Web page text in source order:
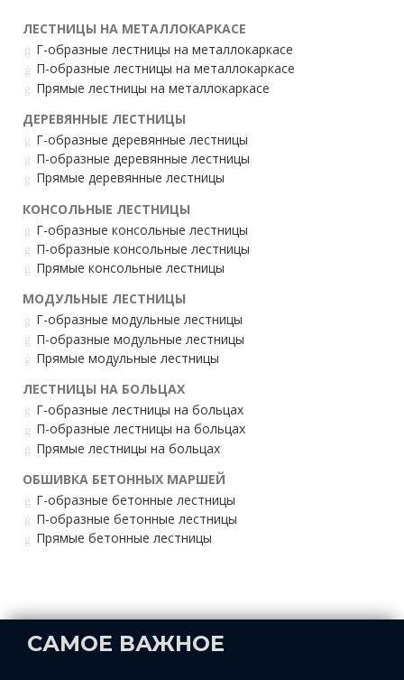
ЛЕСТНИЦЫ НА МЕТАЛЛОКАРКАСЕ
Г-образные лестницы на металлокаркасе
П-образные лестницы на металлокаркасе
Прямые лестницы на металлокаркасе
ДЕРЕВЯННЫЕ ЛЕСТНИЦЫ
Г-образные деревянные лестницы
П-образные деревянные лестницы
Прямые деревянные лестницы
КОНСОЛЬНЫЕ ЛЕСТНИЦЫ
Г-образные консольные лестницы
П-образные консольные лестницы
Прямые консольные лестницы
МОДУЛЬНЫЕ ЛЕСТНИЦЫ
Г-образные модульные лестницы
П-образные модульные лестницы
Прямые модульные лестницы
ЛЕСТНИЦЫ НА БОЛЬЦАХ
Г-образные лестницы на больцах
П-образные лестницы на больцах
Прямые лестницы на больцах
ОБШИВКА БЕТОННЫХ МАРШЕЙ
Г-образные бетонные лестницы
П-образные бетонные лестницы
Прямые бетонные лестницы
САМОЕ ВАЖНОЕ